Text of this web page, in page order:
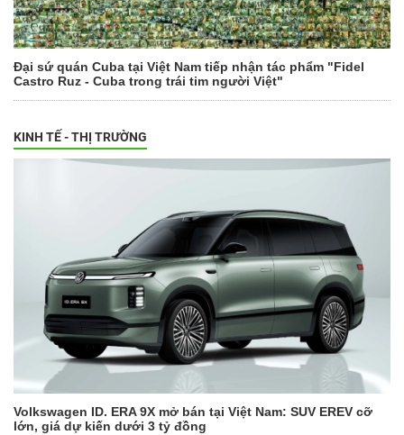
Đại sứ quán Cuba tại Việt Nam tiếp nhận tác phẩm "Fidel
Castro Ruz - Cuba trong trái tim người Việt"
KINH TẾ - THỊ TRƯỜNG
Volkswagen ID. ERA 9X mở bán tại Việt Nam: SUV EREV cỡ
lớn, giá dự kiến dưới 3 tỷ đồng